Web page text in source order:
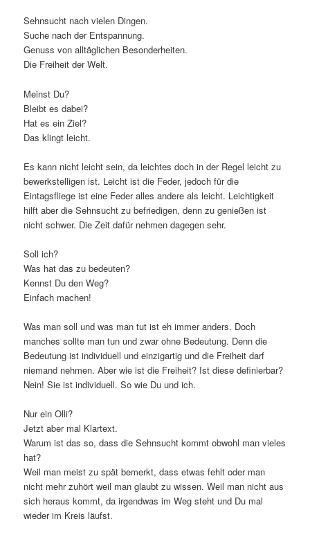
Sehnsucht nach vielen Dingen.
Suche nach der Entspannung.
Genuss von alltäglichen Besonderheiten.
Die Freiheit der Welt.
Meinst Du?
Bleibt es dabei?
Hat es ein Ziel?
Das klingt leicht.
Es kann nicht leicht sein, da leichtes doch in der Regel leicht zu
bewerkstelligen ist. Leicht ist die Feder, jedoch für die
Eintagsfliege ist eine Feder alles andere als leicht. Leichtigkeit
hilft aber die Sehnsucht zu befriedigen, denn zu genießen ist
nicht schwer. Die Zeit dafür nehmen dagegen sehr.
Soll ich?
Was hat das zu bedeuten?
Kennst Du den Weg?
Einfach machen!
Was man soll und was man tut ist eh immer anders. Doch
manches sollte man tun und zwar ohne Bedeutung. Denn die
Bedeutung ist individuell und einzigartig und die Freiheit darf
niemand nehmen. Aber wie ist die Freiheit? Ist diese definierbar?
Nein! Sie ist individuell. So wie Du und ich.
Nur ein Olli?
Jetzt aber mal Klartext.
Warum ist das so, dass die Sehnsucht kommt obwohl man vieles
hat?
Weil man meist zu spät bemerkt, dass etwas fehlt oder man
nicht mehr zuhört weil man glaubt zu wissen. Weil man nicht aus
sich heraus kommt, da irgendwas im Weg steht und Du mal
wieder im Kreis läufst.